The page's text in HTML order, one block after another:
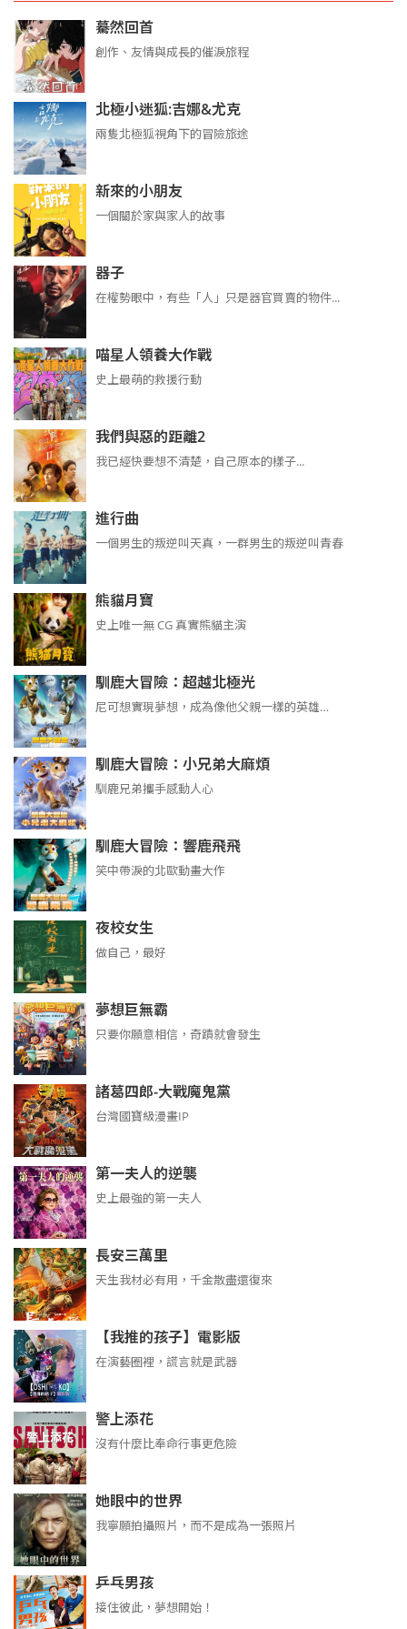
驀然回首
創作、友情與成長的催淚旅程
北極小迷狐:吉娜&尤克
兩隻北極狐視角下的冒險旅途
新來的小朋友
一個關於家與家人的故事
器子
在權勢眼中，有些「人」只是器官買賣的物件...
喵星人領養大作戰
史上最萌的救援行動
我們與惡的距離2
我已經快要想不清楚，自己原本的樣子...
進行曲
​​​一個男生的叛逆叫天真，一群男生的叛逆叫青春
熊貓月寶
史上唯一無 CG 真實熊貓主演
馴鹿大冒險：超越北極光
尼可想實現夢想，成為像他父親一樣的英雄…
馴鹿大冒險：小兄弟大麻煩
馴鹿兄弟攜手感動人心
馴鹿大冒險：響鹿飛飛
笑中帶淚的北歐動畫大作
夜校女生
做自己，最好
夢想巨無霸
只要你願意相信，奇蹟就會發生
諸葛四郎-大戰魔鬼黨
台灣國寶級漫畫IP
第一夫人的逆襲
史上最強的第一夫人
長安三萬里
天生我材必有用，千金散盡還復來
【我推的孩子】電影版
在演藝圈裡，謊言就是武器
警上添花
沒有什麼比奉命行事更危險
她眼中的世界
我寧願拍攝照片，而不是成為一張照片
乒乓男孩
接住彼此，夢想開始！